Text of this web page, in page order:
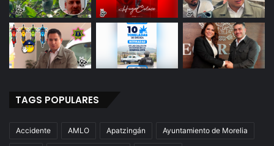
TAGS POPULARES
Accidente AMLO Apatzingán Ayuntamiento de Morelia